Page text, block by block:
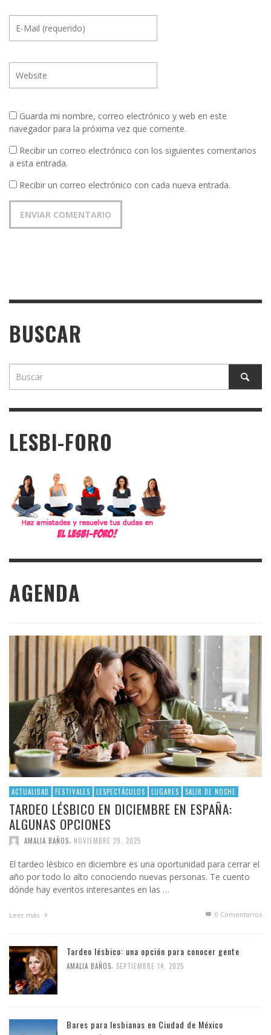
Guarda mi nombre, correo electrónico y web en este
navegador para la próxima vez que comente.
Recibir un correo electrónico con los siguientes comentarios
a esta entrada.
Recibir un correo electrónico con cada nueva entrada.
BUSCAR
LESBI-FORO
AGENDA
ACTUALIDAD FESTIVALES LESPECTÁCULOS LUGARES SALIR DE NOCHE
TARDEO LÉSBICO EN DICIEMBRE EN ESPAÑA:
ALGUNAS OPCIONES
AMALIA BAÑOS NOVIEMBRE 29, 2025
El tardeo lésbico en diciembre es una oportunidad para cerrar el
año por todo lo alto conociendo nuevas personas. Te cuento
dónde hay eventos interesantes en las …
Leer más 0 Comentarios
Tardeo lésbico: una opción para conocer gente
AMALIA BAÑOS SEPTIEMBRE 14, 2025
Bares para lesbianas en Ciudad de México